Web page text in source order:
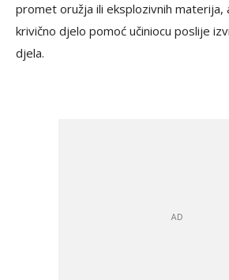
promet oružja ili eksplozivnih materija,
krivično djelo pomoć učiniocu poslije
djela.